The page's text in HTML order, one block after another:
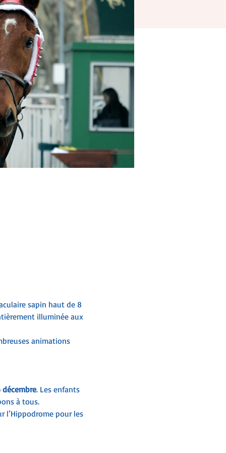
sapin haut de 8
illuminée aux
animations
décembre. Les enfants
à tous.
l’Hippodrome pour les